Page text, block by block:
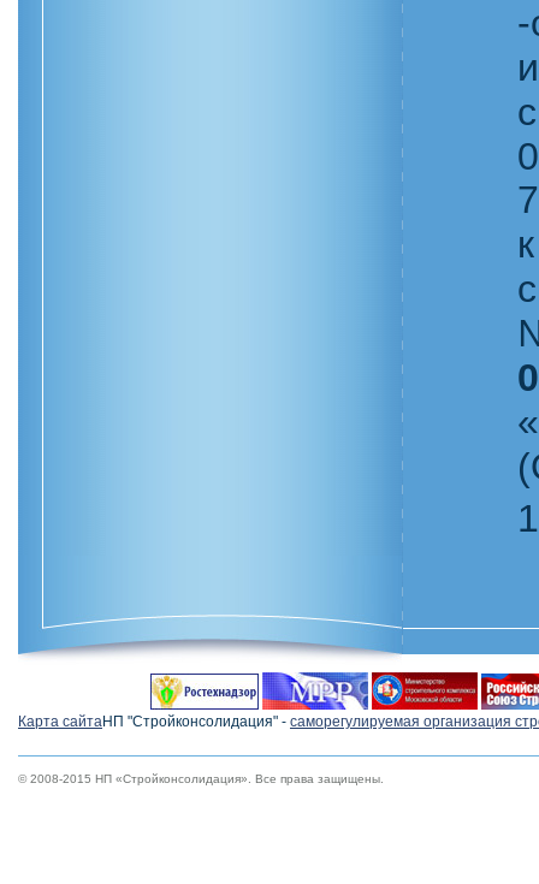
Карта сайтаНП "Стройконсолидация" - cаморегулируемая организация
© 2008-2015 НП «Стройконсолидация». Все права защищены.